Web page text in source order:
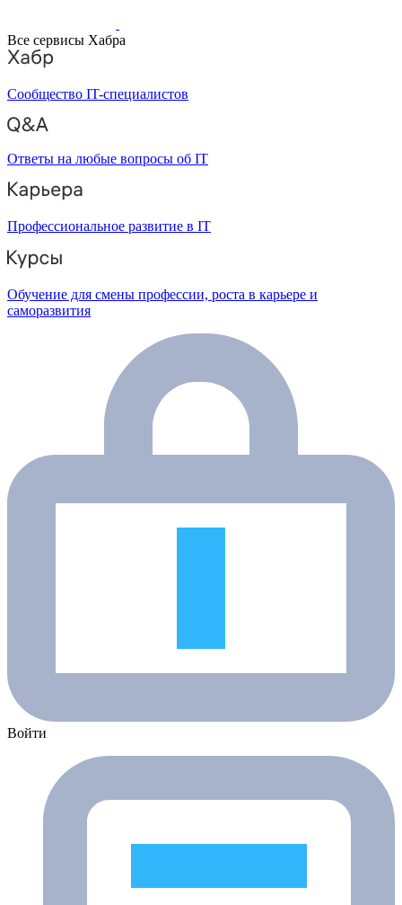
Все сервисы Хабра
Сообщество IT-специалистов
Ответы на любые вопросы об IT
Профессиональное развитие в IT
Обучение для смены профессии, роста в карьере и
саморазвития
Войти